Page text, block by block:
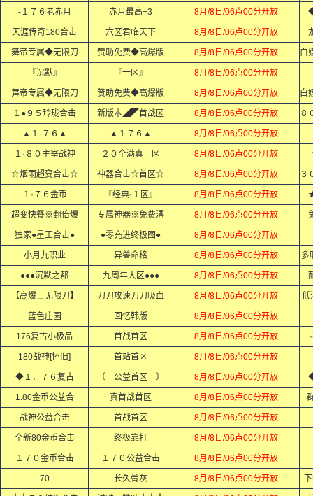
-１７６老赤月 赤月最高+3 8月/8日/06点00分开放
天涯传奇180合击 六区君临天下 8月/8日/06点00分开放
舞帝专属◆无限刀 赞助免费◆高爆版 8月/8日/06点00分开放
『沉默』 『一区』 8月/8日/06点00分开放
舞帝专属◆无限刀 赞助免费◆高爆版 8月/8日/06点00分开放
１●９５玲珑合击 新版本◢◤首战区 8月/8日/06点00分开放
▲１·７６▲ ▲１７６▲ 8月/8日/06点00分开放
１·８０主宰战神 ２０全满真一区 8月/8日/06点00分开放
☆烟雨超变合击☆ 神器合击☆首区☆ 8月/8日/06点00分开放
１·７６金币 『经典·１区』 8月/8日/06点00分开放
超变快餐※翻倍爆 专属神器※免费漂 8月/8日/06点00分开放
独家●星王合击● ●零充进终极图● 8月/8日/06点00分开放
小月九职业 异兽命格 8月/8日/06点00分开放 多
●●●沉默之都 九周年大区●●● 8月/8日/06点00分开放
【高爆﹍无限刀】 刀刀攻速刀刀吸血 8月/8日/06点00分开放 低
蓝色庄园 回忆韩版 8月/8日/06点00分开放
176复古小极品 首战首区 8月/8日/06点00分开放
180战神[怀旧] 首站首区 8月/8日/06点00分开放
◆１．７６复古 〔 公益首区 〕 8月/8日/06点00分开放
1.80金币公益合 真首战首区 8月/8日/06点00分开放
战神公益合击 首战首区 8月/8日/06点00分开放
全新80金币合击 终极靠打 8月/8日/06点00分开放
１７０金币合击 １７０公益合击 8月/8日/06点00分开放
70 长久骨灰 8月/8日/06点00分开放